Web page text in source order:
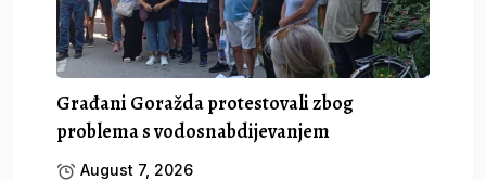
Građani Goražda protestovali zbog
problema s vodosnabdijevanjem
August 7, 2026